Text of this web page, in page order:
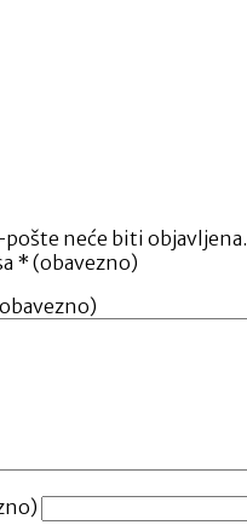
pošte neće biti objavljena.
* (obavezno)